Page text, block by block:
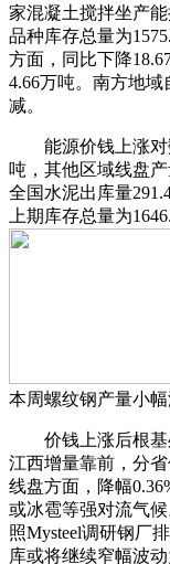
家混凝土搅拌坐产
品种库存总量为
方面，同比下降
4.66万吨。南方地
减。
能源价钱上涨对
吨，其他区域线盘
全国水泥出库量
上期库存总量为
本周螺纹钢产量小
价钱上涨后根基
江西增量靠前，分
线盘方面，降幅
或冰雹等强对流气
照Mysteel调研钢厂
库或将继续窄幅波